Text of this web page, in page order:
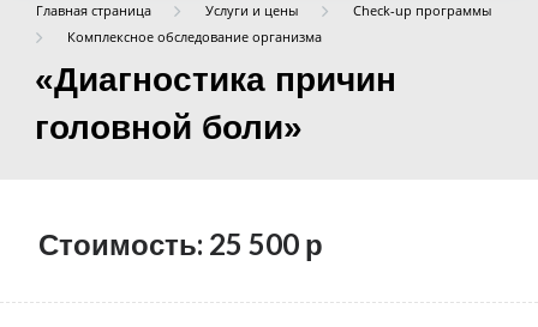
Главная страница Услуги и цены
Check-up программы
Комплексное обследование организма
«Диагностика причин
головной боли»
Стоимость: 25 500 р